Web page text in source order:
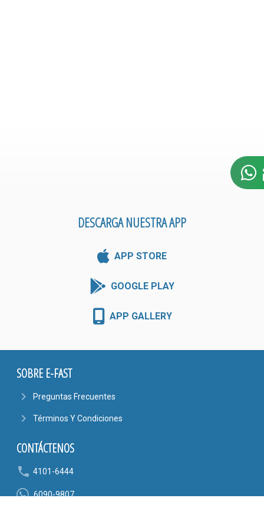
DESCARGA NUESTRA APP
APP STORE
GOOGLE PLAY
APP GALLERY
SOBRE E-FAST
navigate_next Preguntas Frecuentes
navigate_next Términos Y Condiciones
CONTÁCTENOS
phone 4101-6444
6090-9807